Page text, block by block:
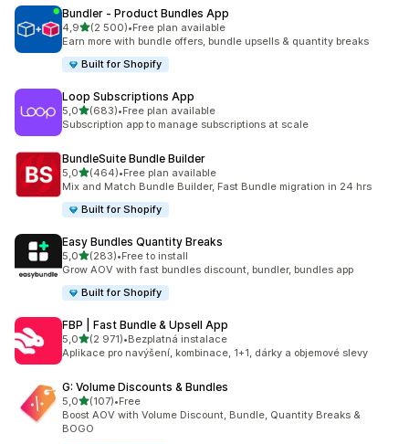
Bundler ‑ Product Bundles App
4,9z 5 hvězd
(2 500)
Celkový počet recenzí: 2500
•Free plan available
Earn more with bundle offers, bundle upsells & quantity breaks
Built for Shopify
Loop Subscriptions App
5,0z 5 hvězd
(683)
Celkový počet recenzí: 683
•Free plan available
Subscription app to manage subscriptions at scale
BundleSuite Bundle Builder
5,0z 5 hvězd
(464)
Celkový počet recenzí: 464
•Free plan available
Mix and Match Bundle Builder, Fast Bundle migration in 24 hrs
Built for Shopify
Easy Bundles Quantity Breaks
5,0z 5 hvězd
(283)
Celkový počet recenzí: 283
•Free to install
Grow AOV with fast bundles discount, bundler, bundles app
Built for Shopify
FBP | Fast Bundle & Upsell App
5,0z 5 hvězd
(2 971)
Celkový počet recenzí: 2971
•Bezplatná instalace
Aplikace pro navýšení, kombinace, 1+1, dárky a objemové slevy
G: Volume Discounts & Bundles
5,0z 5 hvězd
(107)
Celkový počet recenzí: 107
•Free
Boost AOV with Volume Discount, Bundle, Quantity Breaks &
BOGO